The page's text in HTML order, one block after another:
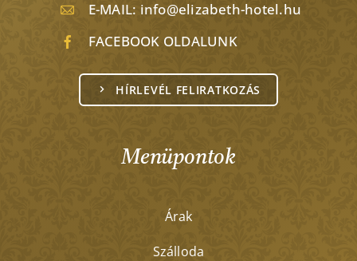
E-MAIL: info@elizabeth-hotel.hu
FACEBOOK OLDALUNK
HÍRLEVÉL FELIRATKOZÁS
Menüpontok
Árak
Szálloda